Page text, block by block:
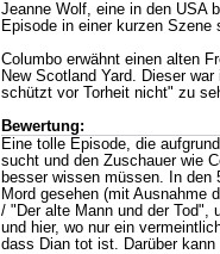
Jeanne Wolf, eine in den USA
Episode in einer kurzen Szene
Columbo erwähnt einen alten
New Scotland Yard. Dieser
schützt vor Torheit nicht" zu
Bewertung:
Eine tolle Episode, die
sucht und den Zuschauer wie
besser wissen müssen. In den
Mord gesehen (mit Ausnahme
/ "Der alte Mann und der Tod",
und hier, wo nur ein
dass Dian tot ist. Darüber